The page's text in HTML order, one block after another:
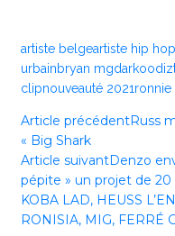
artiste belgeartiste hip hop
urbainbryan mgdarkoo
clipnouveauté 2021ronnie
Article précédentRuss
« Big Shark
Article suivantDenzo
pépite » un projet de
KOBA LAD, HEUSS
RONISIA, MIG, FERRÉ